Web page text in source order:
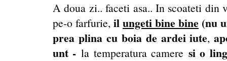
A doua zi.. faceti asa.. In scoateti din
pe-o farfurie, ilungeti bine bine (nu
prea plina cu boia de ardei iute,
unt - la temperatura cameresi o